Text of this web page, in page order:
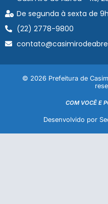
De segunda à sexta de
(22) 2778-9800
© 2026 Prefeitura de
COM VOCÊ E
Desenvolvido por